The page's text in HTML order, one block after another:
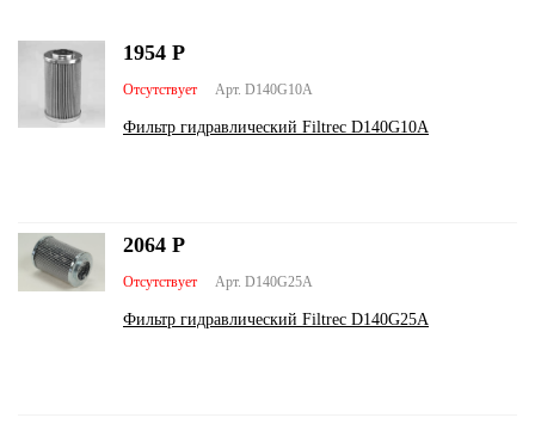
Арт. D140G10A
Отсутствует
Фильтр гидравлический Filtrec D140G10A
1954 Р
Арт. D140G25A
Отсутствует
Фильтр гидравлический Filtrec D140G25A
2064 Р